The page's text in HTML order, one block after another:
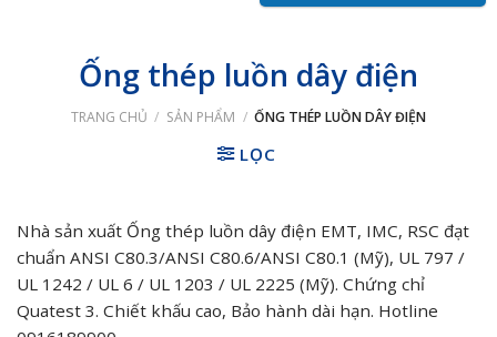
Ống thép luồn dây điện
TRANG CHỦ / SẢN PHẨM / ỐNG THÉP LUỒN DÂY ĐIỆN
LỌC
Nhà sản xuất Ống thép luồn dây điện EMT, IMC, RSC đạt
chuẩn ANSI C80.3/ANSI C80.6/ANSI C80.1 (Mỹ), UL 797 /
UL 1242 / UL 6 / UL 1203 / UL 2225 (Mỹ). Chứng chỉ
Quatest 3. Chiết khấu cao, Bảo hành dài hạn. Hotline